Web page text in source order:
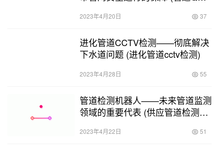
2023年4月20日 37
进化管道CCTV检测——彻底解决
下水道问题 (进化管道cctv检测)
2023年4月28日 55
管道检测机器人——未来管道监测
领域的重要代表 (供应管道检测机
2023年4月22日 51